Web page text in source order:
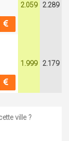
2.059 2.289
1.999 2.179
ville ?